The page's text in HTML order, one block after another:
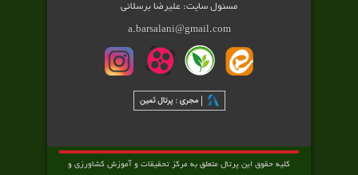
مسئول سایت: علیرضا برسلانی
a.barsalani@gmail.com
کلیه حقوق این پرتال متعلق به مرکز تحقیقات و آموزش کشاورزی و